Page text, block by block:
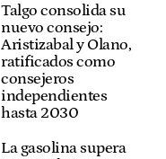
Talgo consolida su
nuevo consejo:
Aristizabal y Olano,
ratificados como
consejeros
independientes
hasta 2030
La gasolina supera